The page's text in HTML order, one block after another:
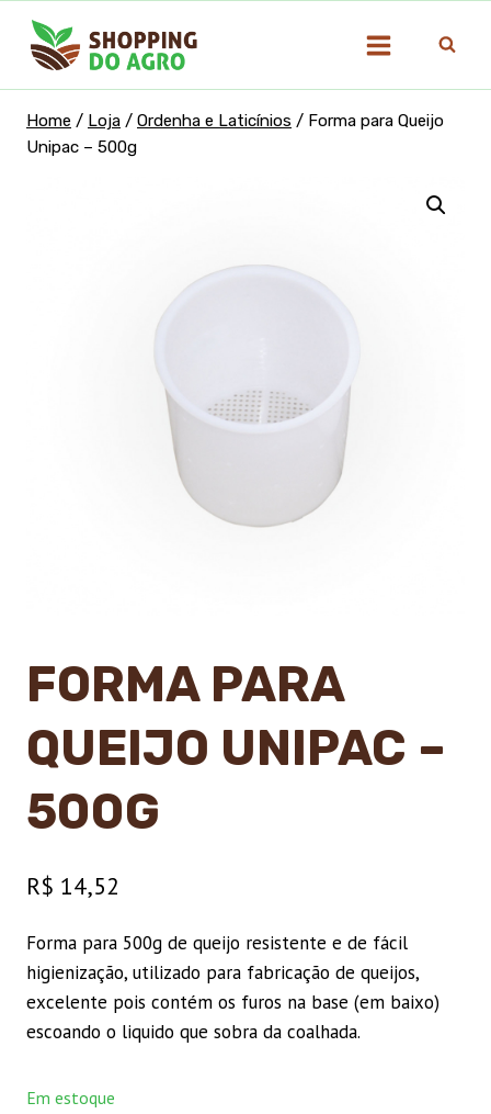
para
Home / Loja / Ordenha e Laticínios / Forma para Queijo
Unipac – 500g
FORMA PARA
QUEIJO UNIPAC –
500G
R$ 14,52
Forma para 500g de queijo resistente e de fácil
higienização, utilizado para fabricação de queijos,
excelente pois contém os furos na base (em baixo)
escoando o liquido que sobra da coalhada.
Em estoque